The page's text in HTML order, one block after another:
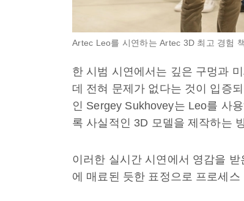
Artec Leo를 시연하는 Artec 3D 최고 경험
한 시범 시연에서는 깊은 구멍과
데 전혀 문제가 없다는 것이 입증
인 Sergey Sukhovey는 Leo를 사
록 사실적인 3D 모델을 제작하는
이러한 실시간 시연에서 영감을
에 매료된 듯한 표정으로 프로세